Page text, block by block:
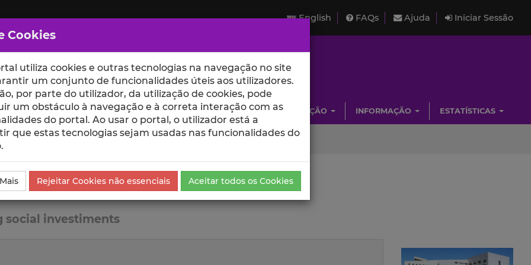
English FAQs Ajuda Iniciar Sessão
ESCOLAS UNIDADES INVESTIGAÇÃO INFORMAÇÃO ESTATÍSTICAS
social investiments
Cookies
utiliza cookies e outras tecnologias na navegação no site
um conjunto de funcionalidades úteis aos utilizadores.
por parte do utilizador, da utilização de cookies, pode
um obstáculo à navegação e à correta interação com as
do portal. Ao usar o portal, o utilizador está a
que estas tecnologias sejam usadas nas funcionalidades do
Rejeitar Cookies não essenciais Aceitar todos os Cookies